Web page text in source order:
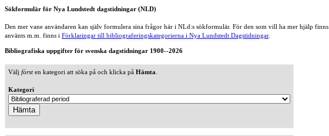
Sökformulär för Nya Lundstedt dagstidningar (NLD)
Den mer vane användaren kan själv formulera sina frågor här i NLd:s sökformulär. För den som vill ha mer hjälp finns
använts m.m. finns i Förklaringar till bibliograferingskategorierna i Nya Lundstedt Dagstidningar.
Bibliografiska uppgifter för svenska dagstidningar 1900--2026
Välj försten kategori att söka på och klicka på Hämta
Kategori